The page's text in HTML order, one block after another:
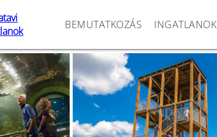
BEMUTATKOZÁS INGATLANOK